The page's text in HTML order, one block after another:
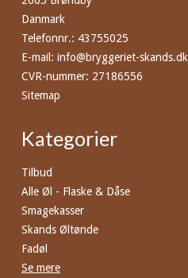
Danmark
Telefonnr.: 43755025
E-mail : info@bryggeriet-skands.dk
CVR-nummer: 27186556
Sitemap
Kategorier
Tilbud
Alle Øl - Flaske & Dåse
Smagekasser
Skands Øltønde
Fadøl
Se mere